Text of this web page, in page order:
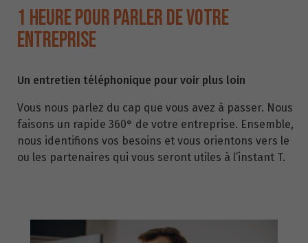
1 HEURE POUR PARLER DE VOTRE
ENTREPRISE
Un entretien téléphonique pour voir plus loin
Vous nous parlez du cap que vous avez à passer. Nous
faisons un rapide 360° de votre entreprise. Ensemble,
nous identifions vos besoins et vous orientons vers le
ou les partenaires qui vous seront utiles à l’instant T.